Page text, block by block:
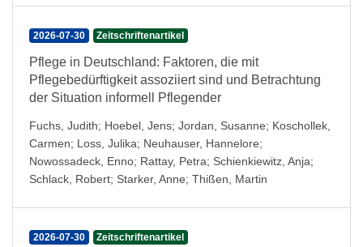
2026-07-30 Zeitschriftenartikel
Pflege in Deutschland: Faktoren, die mit
Pflegebedürftigkeit assoziiert sind und Betrachtung
der Situation informell Pflegender
Fuchs, Judith; Hoebel, Jens; Jordan, Susanne; Koschollek,
Carmen; Loss, Julika; Neuhauser, Hannelore;
Nowossadeck, Enno; Rattay, Petra; Schienkiewitz, Anja;
Schlack, Robert; Starker, Anne; Thißen, Martin
2026-07-30 Zeitschriftenartikel